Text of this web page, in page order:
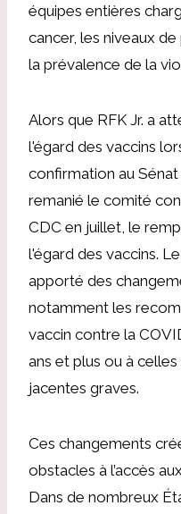
équipes entières
cancer, les niveaux
la prévalence de la
Alors que RFK Jr. a
l'égard des vaccins
confirmation au
remanié le comité
CDC en juillet, le
l'égard des vaccins.
apporté des
notamment les
vaccin contre la
ans et plus ou à
jacentes graves.
Ces changements
obstacles à l’accès
Dans de nombreux